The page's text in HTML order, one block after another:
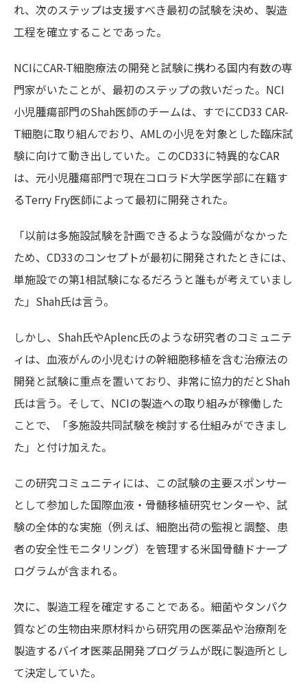
れ、次のステップは支援すべき最初の試験を決め、製造
工程を確立することであった。
NCIにCAR-T細胞療法の開発と試験に携わる国内有数の専
門家がいたことが、最初のステップの救いだった。 NCI
小児腫瘍部門のShah医師のチームは、すでにCD33 CAR-
T細胞に取り組んでおり、 AMLの小児を対象とした臨床試
験に向けて動き出していた。このCD33に特異的なCAR
は、元小児腫瘍部門で現在コロラド大学医学部に在籍す
るTerry Fry医師によって最初に開発された。
「以前は多施設試験を計画できるような設備がなかった
ため、 CD33のコンセプトが最初に開発されたときには、
単施設での第1相試験になるだろうと誰もが考えていまし
た」 Shah氏は言う。
しかし、 Shah氏やAplenc氏のような研究者のコミュニテ
ィは、血液がんの小児むけの幹細胞移植を含む治療法の
開発と試験に重点を置いており、非常に協力的だとShah
氏は言う。そして、 NCIの製造への取り組みが稼働した
ことで、「多施設共同試験を検討する仕組みができまし
た」と付け加えた。
この研究コミュニティには、この試験の主要スポンサー
として参加した国際血液・骨髄移植研究センターや、試
験の全体的な実施（例えば、細胞出荷の監視と調整、患
者の安全性モニタリング）を管理する米国骨髄ドナープ
ログラムが含まれる。
次に、製造工程を確定することである。細菌やタンパク
質などの生物由来原材料から研究用の医薬品や治療剤を
製造するバイオ医薬品開発プログラムが既に製造所とし
て決定していた。